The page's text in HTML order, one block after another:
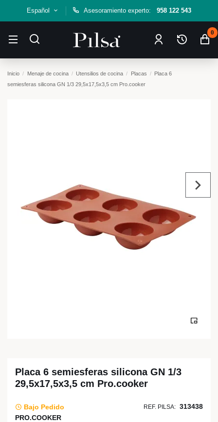
Español Asesoramiento experto: 958 122 543
0
Inicio Menaje de cocina Utensilios de cocina Placas
Placa 6
semiesferas silicona GN 1/3 29,5x17,5x3,5 cm Pro.cooker
Placa 6 semiesferas silicona GN 1/3
29,5x17,5x3,5 cm Pro.cooker
Bajo Pedido REF. PILSA: 313438
PRO.COOKER